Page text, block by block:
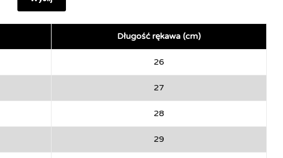
Długość rękawa (cm)
26
27
28
29